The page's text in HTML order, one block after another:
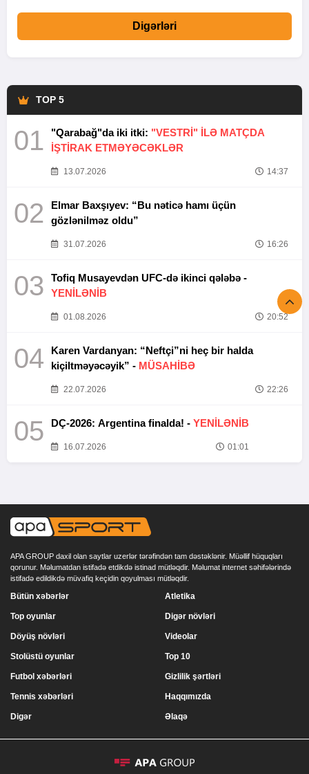
Digərləri
TOP 5
01 "Qarabağ"da iki itki: "VESTRİ" İLƏ MATÇDA
İŞTİRAK ETMƏYƏCƏKLƏR
13.07.2026 14:37
02
Elmar Baxşıyev: “Bu nəticə hamı üçün
gözlənilməz oldu”
31.07.2026 16:26
03
Tofiq Musayevdən UFC-də ikinci qələbə -
YENİLƏNİB
01.08.2026 20:52
04
Karen Vardanyan: “Neftçi”ni heç bir halda
kiçiltməyəcəyik” - MÜSAHİBƏ
22.07.2026 22:26
05 DÇ-2026: Argentina finalda! - YENİLƏNİB
16.07.2026 01:01
APA GROUP daxil olan saytlar uzerlər tərəfindən tam dəstəklənir. Müəllif hüquqları
qorunur. Məlumatdan istifadə etdikdə istinad mütləqdir. Məlumat internet səhifələrində
istifadə edildikdə müvafiq keçidin qoyulması mütləqdir.
Bütün xəbərlər
Top oyunlar
Döyüş növləri
Stolüstü oyunlar
Atletika
Digər növləri
Videolar
Top 10
Futbol xəbərləri
Tennis xəbərləri
Digər
Gizlilik şərtləri
Haqqımızda
Əlaqə